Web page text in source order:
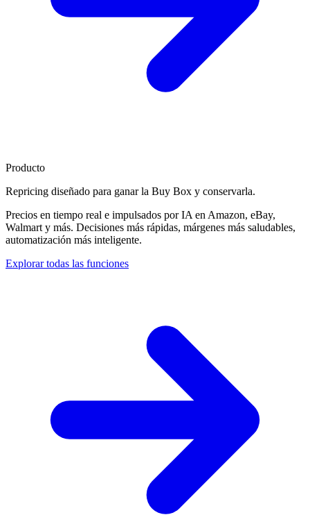
Producto
Repricing diseñado para ganar la Buy Box y conservarla.
Precios en tiempo real e impulsados por IA en Amazon, eBay,
Walmart y más. Decisiones más rápidas, márgenes más saludables,
automatización más inteligente.
Explorar todas las funciones